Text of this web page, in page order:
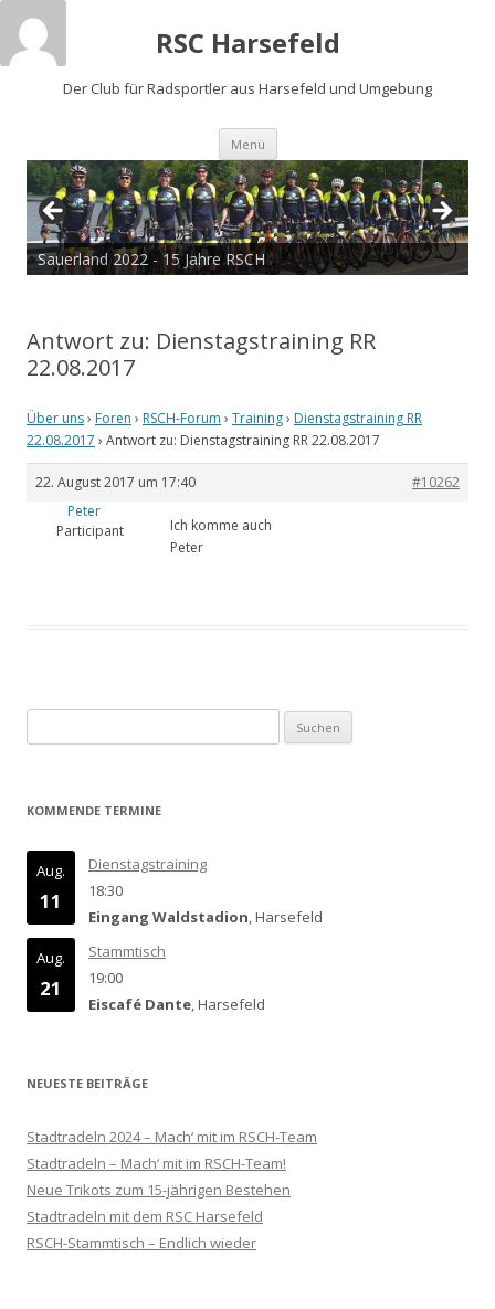
RSC Harsefeld
Der Club für Radsportler aus Harsefeld und Umgebung
Menü Zum
springen
Sauerland 2022 - 15 Jahre RSCH
Antwort zu: Dienstagstraining RR
22.08.2017
Über uns› Foren › RSCH-Forum › Training› Dienstagstraining RR
22.08.2017 › Antwort zu: Dienstagstraining RR 22.08.2017
22. August 2017 um 17:40
#10262
Peter
Participant
Ich komme auch
Peter
nach:
KOMMENDE TERMINE
Aug.
11
Dienstagstraining
18:30
Eingang Waldstadion, Harsefeld
Aug.
21
Stammtisch
19:00
Eiscafé Dante, Harsefeld
NEUESTE BEITRÄGE
Stadtradeln 2024 – Mach‘ mit im RSCH-Team
Stadtradeln – Mach‘ mit im RSCH-Team!
Neue Trikots zum 15-jährigen Bestehen
Stadtradeln mit dem RSC Harsefeld
RSCH-Stammtisch – Endlich wieder